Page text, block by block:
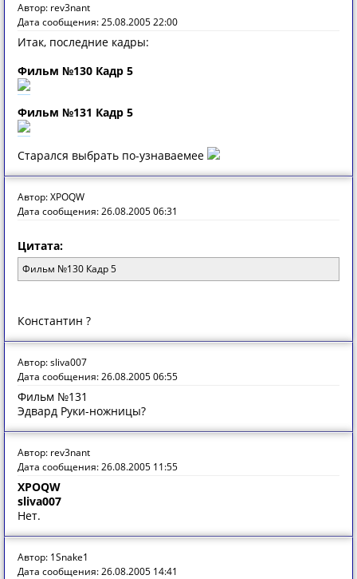
Автор: rev3nant
Дата сообщения: 25.08.2005 22:00
Итак, последние кадры:
Фильм №130 Кадр 5
Фильм №131 Кадр 5
Старался выбрать по-узнаваемее
Автор: XPOQW
Дата сообщения: 26.08.2005 06:31
Цитата:
Фильм №130 Кадр 5
Константин ?
Автор: sliva007
Дата сообщения: 26.08.2005 06:55
Фильм №131
Эдвард Руки-ножницы?
Автор: rev3nant
Дата сообщения: 26.08.2005 11:55
XPOQW
sliva007
Нет.
Автор: 1Snake1
Дата сообщения: 26.08.2005 14:41